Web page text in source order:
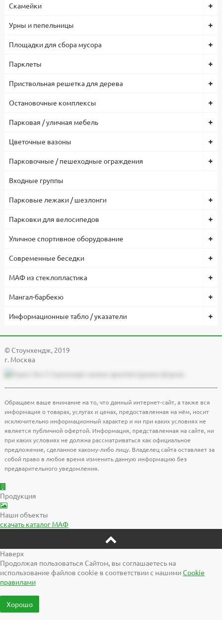
Скамейки
Урны и пепельницы
Площадки для сбора мусора
Парклеты
Приствольная решетка для дерева
Остановочные комплексы
Парковая / уличная мебель
Цветочные вазоны
Парковочные / пешеходные ограждения
Входные группы
Парковые лежаки / шезлонги
Парковки для велосипедов
Уличное спортивное оборудование
Современные беседки
МАФ из стеклопластика
Мангал-барбекю
Информационные табло / указатели
© Cтоунхендж, 2019
г. Москва
Обращаем ваше внимание на то, что данный интернет-сайт, а также вся
информация о товарах, услугах и ценах, предоставленная на нём, носит
исключительно информационный характер и ни при каких условиях не
является публичной офертой. Информация, представленная на сайте, ни
при каких условиях не должна рассматриваться как официальное
предложение, сделанное какому-либо лицу. Владелец сайта оставляет за
собой право в любое время изменить данную информацию без
предварительного уведомления.
Продукция
Наши объекты
скачать каталог МАФ
Наверх
Продолжая пользоваться Сайтом, вы соглашаетесь на
использование файлов cookie в соответствии с нашимиCookiе
правилами
Хорошо